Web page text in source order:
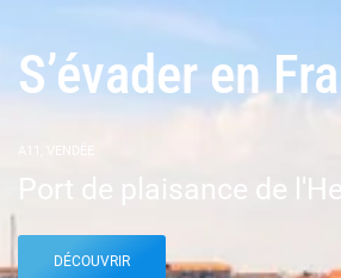
S’évader en
Port de plaisance de
DÉCOUVRIR